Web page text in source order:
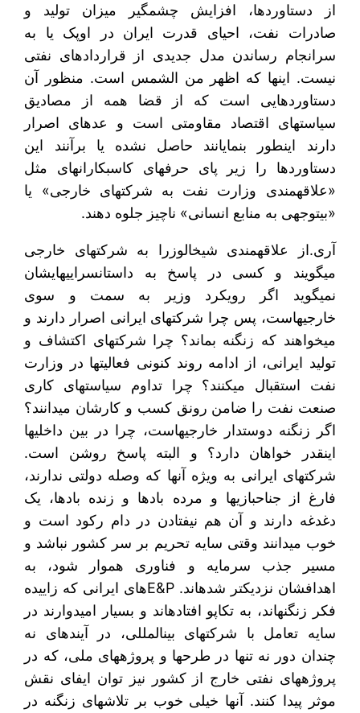
از دستاوردها، افزایش چشمگیر میزان تولید و
صادرات نفت، احیای قدرت ایران در اوپک یا به
سرانجام رساندن مدل جدیدی از قراردادهای نفتی
نیست. این‎ها که اظهر من الشمس است. منظور آن
دستاوردهایی است که از قضا همه از مصادیق
سیاست‎های اقتصاد مقاومتی است و عده‎ای اصرار
دارند این‎طور بنمایانند حاصل نشده یا برآنند این
دستاوردها را زیر پای حرف‎های کاسبکارانه‎ای مثل
«علاقه‎مندی وزارت نفت به شرکت‎های خارجی» یا
«بی‎توجهی به منابع انسانی» ناچیز جلوه دهند.
آری.از علاقه‎مندی شیخ‎الوزرا به شرکت‎های خارجی
می‎گویند و کسی در پاسخ به داستان‎سرایی‎هایشان
نمی‎گوید اگر رویکرد وزیر به سمت و سوی
خارجی‎هاست، پس چرا شرکت‎های ایرانی اصرار دارند و
می‎خواهند که زنگنه بماند؟ چرا شرکت‎های اکتشاف و
تولید ایرانی، از ادامه روند کنونی فعالیت‎ها در وزارت
نفت استقبال می‎کنند؟ چرا تداوم سیاست‎های کاری
صنعت نفت را ضامن رونق کسب و کارشان می‎دانند؟
اگر زنگنه دوستدار خارجی‎هاست، چرا در بین داخلی‎ها
اینقدر خواهان دارد؟ و البته پاسخ روشن است.
شرکت‎های ایرانی به ویژه آنها که وصله دولتی ندارند،
فارغ از جناح‎بازی‎ها و مرده بادها و زنده بادها، یک
دغدغه دارند و آن هم نیفتادن در دام رکود است و
خوب می‎دانند وقتی سایه تحریم بر سر کشور نباشد و
مسیر جذب سرمایه و فناوری هموار شود، به
اهدافشان نزدیک‎تر شده‎اند. E&Pهای ایرانی که زاییده
فکر زنگنه‎اند، به تکاپو افتاده‎اند و بسیار امیدوارند در
سایه تعامل با شرکت‎های بین‎المللی، در آینده‎ای نه
چندان دور نه تنها در طرح‎ها و پروژه‎های ملی، که در
پروژه‎های نفتی خارج از کشور نیز توان ایفای نقش
موثر پیدا کنند. آنها خیلی خوب بر تلاش‎های زنگنه در